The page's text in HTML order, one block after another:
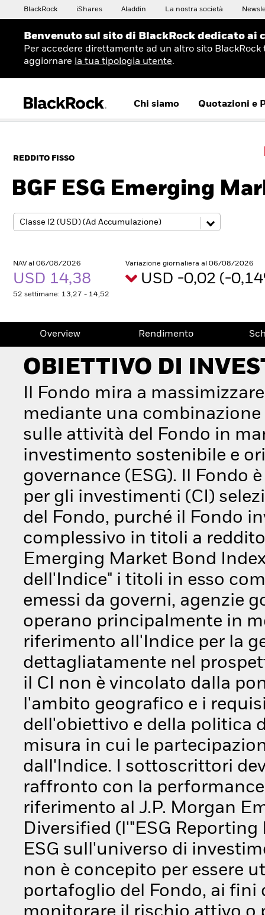
BlackRock iShares Aladdin La nostra società
Benvenuto sul sito di BlackRock dedicato
Per accedere direttamente ad un altro sito
aggiornare
la tua tipologia utente.
Chi siamo Quotazioni e
REDDITO FISSO
BGF ESG Emerging
NAV al 06/08/2026
USD 14,38
52 settimane: 13,27 - 14,52
Variazione giornaliera al 06/08/2026
USD -0,02 (-
Overview Rendimento
OBIETTIVO DI
Il Fondo mira a
mediante una
sulle attività del Fondo in
investimento sostenibile e
governance (ESG). Il Fondo
per gli investimenti (CI)
del Fondo, purché il Fondo
complessivo in titoli a
Emerging Market Bond
dell'Indice" i titoli in esso
emessi da governi, agenzie
operano principalmente in
riferimento all'Indice per la
dettagliatamente nel
il CI non è vincolato dalla
l'ambito geografico e i
dell'obiettivo e della politica
misura in cui le
dall'Indice. I sottoscrittori
raffronto con la
riferimento al J.P. Morgan
Diversified (l'"ESG
ESG sull'universo di
non è concepito per essere
portafoglio del Fondo, ai fini